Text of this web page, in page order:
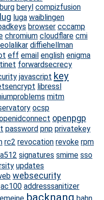
beryl compizfusion
lug luga waiblingen
browser cccamp
chromium cloudflare cmi
diffiehellman
eff email english enigma
forwardsecrecy
javascript key
libressl
mitm
ocsp
openpgp
password pnp privatekey
rc2 revocation revoke rpm
signatures smime sso
updates
websecurity
ac100 addresssanitizer
backnang